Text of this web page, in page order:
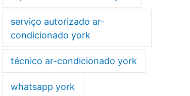
serviço autorizado ar-
condicionado york
técnico ar-condicionado york
whatsapp york